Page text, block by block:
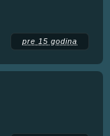
pre 15 godina